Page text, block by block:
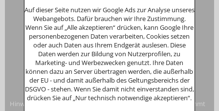
InhaberinAnna Putz
Niederperlesreut 52
94157 Perlesreut
Tel. 0049 (0)8555/691
Fax: 0049 (0)8555/8856
Internet:www.putzwerbung.de
eMail:info@putzwerbung.de
USt-ID: DE 358297667
St.Nr.: 157/259/80938
Impressum & Datenschutz
Hinweise zur Verbraucherstreitbeilegung: Das Unternehmen nimmt
Auf dieser Seite nutzen wir Google Ads zur Analyse unseres
Webangebots. Dafür brauchen wir Ihre Zustimmung.
Wenn Sie auf „Alle akzeptieren“ drücken, kann Google Ihre
personenbezogenen Daten verarbeiten, Cookies setzen
oder auch Daten aus Ihrem Endgerät auslesen. Diese
Daten werden zur Bildung von Nutzerprofilen, zu
Marketing- und Werbezwecken genutzt. Ihre Daten
können dazu an Server übertragen werden, die außerhalb
der EU - und damit außerhalb des Geltungsbereichs der
DSGVO - stehen. Wenn Sie damit nicht einverstanden sind,
drücken Sie auf „Nur technisch notwendige akzeptieren“.